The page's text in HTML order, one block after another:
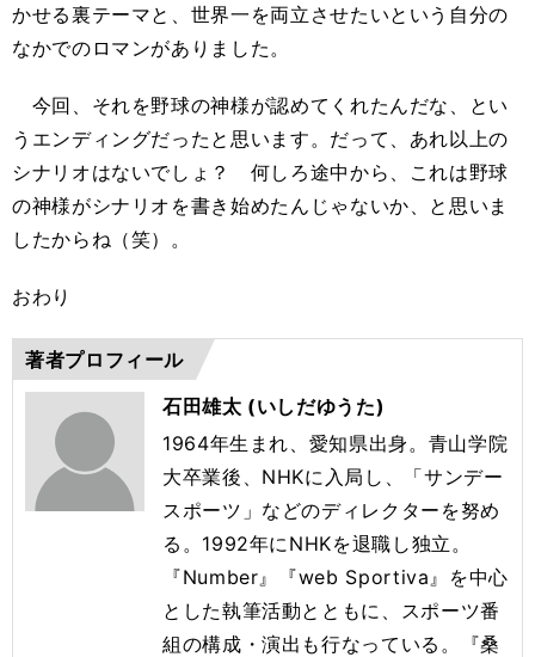
かせる裏テーマと、世界一を両立させたいという自分の
なかでのロマンがありました。
今回、それを野球の神様が認めてくれたんだな、とい
うエンディングだったと思います。だって、あれ以上の
シナリオはないでしょ？ 何しろ途中から、これは野球
の神様がシナリオを書き始めたんじゃないか、と思いま
したからね（笑）。
おわり
著者プロフィール
石田雄太 (いしだゆうた)
1964年生まれ、愛知県出身。青山学院
大卒業後、NHKに入局し、「サンデー
スポーツ」などのディレクターを努め
る。1992年にNHKを退職し独立。
『Number』『web Sportiva』を中心
とした執筆活動とともに、スポーツ番
組の構成・演出も行なっている。『桑